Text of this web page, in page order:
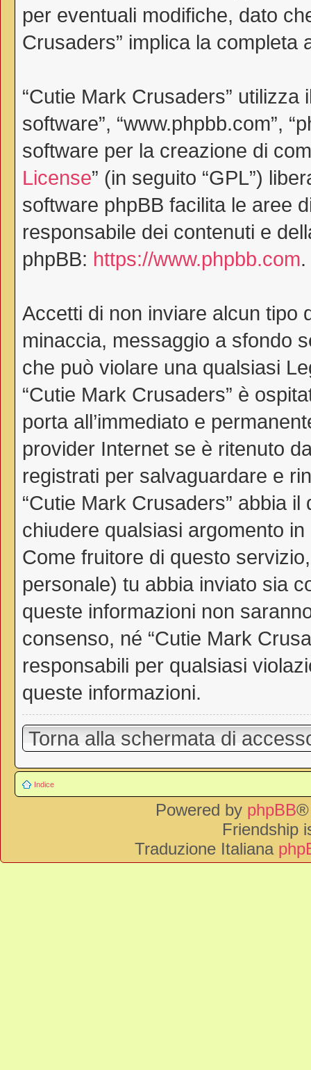
per eventuali modifiche, dato
Crusaders” implica la completa
“Cutie Mark Crusaders” utilizza
software”, “www.phpbb.com”,
software per la creazione di
License” (in seguito “GPL”)
software phpBB facilita le aree
responsabile dei contenuti e
phpBB: https://www.phpbb.com.
Accetti di non inviare alcun tipo
minaccia, messaggio a sfondo
che può violare una qualsiasi
“Cutie Mark Crusaders” è
porta all’immediato e
provider Internet se è ritenuto
registrati per salvaguardare e
“Cutie Mark Crusaders” abbia
chiudere qualsiasi argomento
Come fruitore di questo
personale) tu abbia inviato sia
queste informazioni non
consenso, né “Cutie Mark
responsabili per qualsiasi
queste informazioni.
Torna alla schermata di
Indice
Powered by phpBB®
Friendship
Traduzione Italiana